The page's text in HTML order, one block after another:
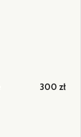
300 zł